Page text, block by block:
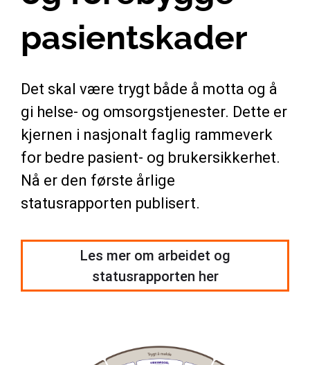
pasientskader
Det skal være trygt både å motta og å
gi helse- og omsorgstjenester. Dette er
kjernen i nasjonalt faglig rammeverk
for bedre pasient- og brukersikkerhet.
Nå er den første årlige
statusrapporten publisert.
Les mer om arbeidet og
statusrapporten her